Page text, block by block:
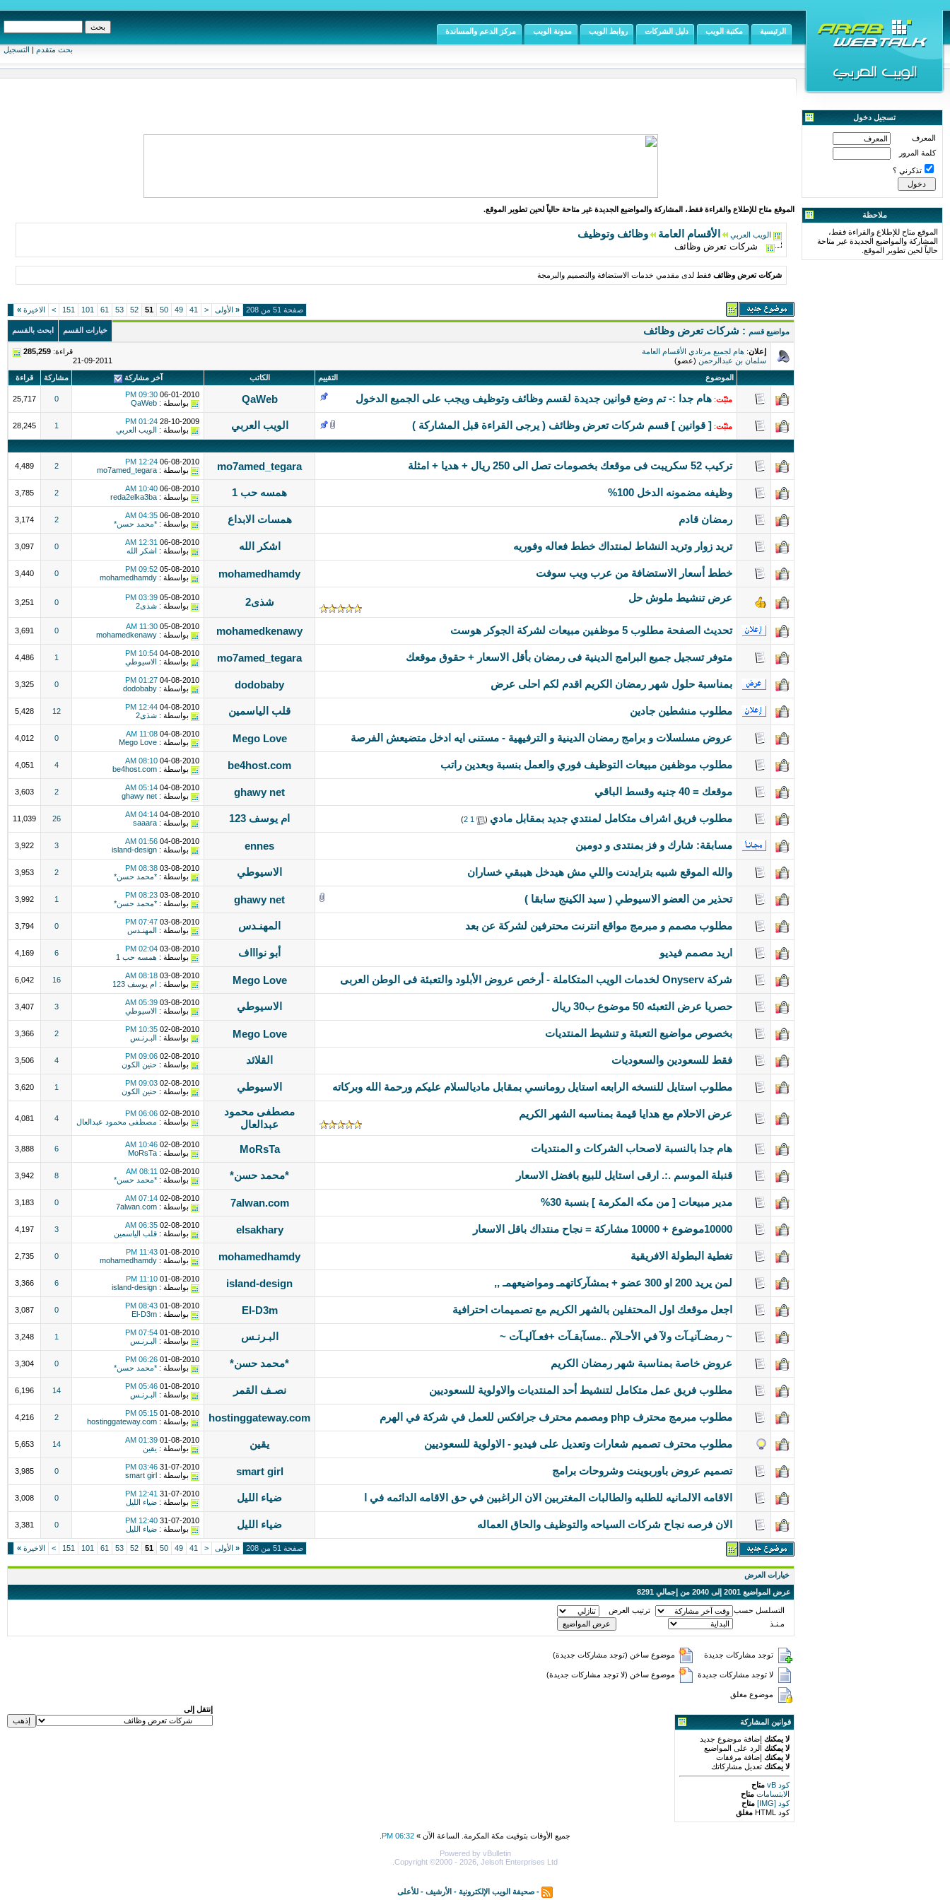
بحث متقدم | التسجيل
الرئيسية مكتبة الويب دليل الشركات روابط الويب مدونة الويب مركز الدعم والمساندة
تسجيل دخول
المعرف
كلمة المرور
تذكرني ؟
ملاحظة
الموقع متاح للإطلاع والقراءة فقط،
المشاركة والمواضيع الجديدة غير متاحة
حالياً لحين تطوير الموقع.
الموقع متاح للإطلاع والقراءة فقط، المشاركة والمواضيع الجديدة غير متاحة حالياً لحين تطوير الموقع.
الويب العربي الأقسام العامة وظائف وتوظيف
شركات تعرض وظائف
شركات تعرض وظائف فقط لدى مقدمي خدمات الاستضافة والتصميم والبرمجة
صفحة 51 من 208 « الأولى <
41
49
50
51
52
53
61
101
151
> الاخيرة »
مواضيع قسم : شركات تعرض وظائف خيارات القسم ابحث بالقسم
قراءة: 285,259 إعلان: هام لجميع مرتادي الأقسام العامة
21-09-2011
سلمان بن عبدالرحمن (عضو)
التقييم
الموضوع الكاتب آخر مشاركة مشاركة قراءة
مثبّت: هام جدا :- تم وضع قوانين جديدة لقسم وظائف وتوظيف ويجب على الجميع الدخول QaWeb
06-01-2010
09:30 PM
بواسطة : QaWeb
0
25,717
مثبّت: [ قوانين ] قسم شركات تعرض وظائف ( يرجى القراءة قبل المشاركة ) الويب العربي 28-10-2009
01:24 PM
بواسطة :
الويب العربي 1
28,245
تركيب 52 سكريبت فى موقعك بخصومات تصل الى 250 ريال + هديا + امثلة mo7amed_tegara
06-08-2010
12:24 PM
بواسطة : mo7amed_tegara
2
4,489
وظيفه مضمونه الدخل 100% همسه حب 1 06-08-2010
10:40 AM
بواسطة : reda2elka3ba
2
3,785
رمضان قادم همسات الابداع 06-08-2010
04:35 AM
بواسطة : *محمد حسن* 2
3,174
تريد زوار وتريد النشاط لمنتداك خطط فعاله وفوريه اشكر الله 06-08-2010
12:31 AM
بواسطة : اشكر الله 0
3,097
خطط أسعار الاستضافة من عرب ويب سوفت mohamedhamdy
05-08-2010
09:52 PM
بواسطة : mohamedhamdy
0
3,440
عرض تنشيط ملوش حل شذى2 05-08-2010
03:39 PM
بواسطة : شذى2 0
3,251
تحديث الصفحة مطلوب 5 موظفين مبيعات لشركة الجوكر هوست mohamedkenawy
05-08-2010
11:30 AM
بواسطة : mohamedkenawy
0
3,691
متوفر تسجيل جميع البرامج الدينية فى رمضان بأقل الاسعار + حقوق موقعك mo7amed_tegara
04-08-2010
10:54 PM
بواسطة : الاسيوطي 1
4,486
بمناسبة حلول شهر رمضان الكريم اقدم لكم احلى عرض dodobaby
04-08-2010
01:27 PM
بواسطة : dodobaby
0
3,325
مطلوب منشطين جادين قلب الياسمين 04-08-2010
12:44 PM
بواسطة : شذى2 12
5,428
عروض مسلسلات و برامج رمضان الدينية و الترفيهية - مستنى ايه ادخل متضيعش الفرصة Mego Love
04-08-2010
11:08 AM
بواسطة : Mego Love
0
4,012
مطلوب موظفين مبيعات التوظيف فوري والعمل بنسبة وبعدين راتب be4host.com
04-08-2010
08:10 AM
بواسطة : be4host.com
4
4,051
موقعك = 40 جنيه وقسط الباقي ghawy net
04-08-2010
05:14 AM
بواسطة : ghawy net
2
3,603
مطلوب فريق اشراف متكامل لمنتدي جديد بمقابل مادي (
1
2
) ام يوسف 123 04-08-2010
04:14 AM
بواسطة : saaara
26
11,039
مسابقة: شارك و فز بمنتدى و دومين ennes
04-08-2010
01:56 AM
بواسطة : island-design
3
3,922
والله الموقع شبيه بترايدنت واللي مش هيدخل هيبقي خساران الاسيوطي 03-08-2010
08:38 PM
بواسطة : *محمد حسن* 2
3,953
تحذير من العضو الاسيوطي ( سيد الكينج سابقا ) ghawy net
03-08-2010
08:23 PM
بواسطة : *محمد حسن* 1
3,992
مطلوب مصمم و مبرمج مواقع انترنت محترفين لشركة عن بعد المهنـدس 03-08-2010
07:47 PM
بواسطة :
المهنـدس 0
3,794
اريد مصمم فيديو أبو نواااف 03-08-2010
02:04 PM
بواسطة : همسه حب 1 6
4,169
شركة Onyserv لخدمات الويب المتكاملة - أرخص عروض الأبلود والتعبئة فى الوطن العربى Mego Love
03-08-2010
08:18 AM
بواسطة :
ام يوسف 123 16
6,042
حصريا عرض التعبئه 50 موضوع ب30 ريال الاسيوطي 03-08-2010
05:39 AM
بواسطة : الاسيوطي 3
3,407
بخصوص مواضيع التعبئة و تنشيط المنتديات Mego Love
02-08-2010
10:35 PM
بواسطة :
البـرنـس 2
3,366
فقط للسعودين والسعوديات القلائد 02-08-2010
09:06 PM
بواسطة : حنين الكون 4
3,506
مطلوب استايل للنسخه الرابعه استايل رومانسي بمقابل ماديالسلام عليكم ورحمة الله وبركاته الاسيوطي 02-08-2010
09:03 PM
بواسطة : حنين الكون 1
3,620
عرض الاحلام مع هدايا قيمة بمناسبه الشهر الكريم
مصطفى محمود
عبدالعال
02-08-2010
06:06 PM
بواسطة : مصطفى محمود عبدالعال 4
4,081
هام جدا بالنسبة لاصحاب الشركات و المنتديات MoRsTa
02-08-2010
10:46 AM
بواسطة : MoRsTa
6
3,888
قنبلة الموسم .:. ارقى استايل للبيع بافضل الاسعار *محمد حسن* 02-08-2010
08:11 AM
بواسطة : *محمد حسن* 8
3,942
مدير مبيعات [ من مكه المكرمة ] بنسبة 30% 7alwan.com
02-08-2010
07:14 AM
بواسطة : 7alwan.com
0
3,183
10000موضوع + 10000 مشاركة = نجاح منتداك باقل الاسعار elsakhary
02-08-2010
06:35 AM
بواسطة : قلب الياسمين 3
4,197
تغطية البطولة الافريقية mohamedhamdy
01-08-2010
11:43 PM
بواسطة : mohamedhamdy
0
2,735
لمن يريد 200 او 300 عضو + بمشآركاتهمـ ومواضيعهمـ ,, island-design
01-08-2010
11:10 PM
بواسطة : island-design
6
3,366
اجعل موقعك اول المحتفلين بالشهر الكريم مع تصميمات احترافية El-D3m
01-08-2010
08:43 PM
بواسطة : El-D3m
0
3,087
~ رمضـآنيـآت ولآ في الأحـلآم ..مسآبقـآت +فعـآليـآت ~ البـرنـس 01-08-2010
07:54 PM
بواسطة :
البـرنـس 1
3,248
عروض خاصة بمناسبة شهر رمضان الكريم *محمد حسن* 01-08-2010
06:26 PM
بواسطة : *محمد حسن* 0
3,304
مطلوب فريق عمل متكامل لتنشيط أحد المنتديات والاولوية للسعوديين نصـف القمر 01-08-2010
05:46 PM
بواسطة :
البـرنـس 14
6,196
مطلوب مبرمج محترف php ومصمم محترف جرافكس للعمل في شركة في الهرم hostinggateway.com
01-08-2010
05:15 PM
بواسطة : hostinggateway.com
2
4,216
مطلوب محترف تصميم شعارات وتعديل على فيديو - الاولوية للسعوديين يقين 01-08-2010
01:39 AM
بواسطة : يقين 14
5,653
تصميم عروض باوربوينت وشروحات برامج smart girl
31-07-2010
03:46 PM
بواسطة : smart girl
0
3,985
الاقامه الالمانيه للطلبه والطالبات المغتربين الان الراغبين في حق الاقامه الدائمه في ا ضياء الليل 31-07-2010
12:41 PM
بواسطة : ضياء الليل 0
3,008
الان فرصه نجاح شركات السياحه والتوظيف والحاق العماله ضياء الليل 31-07-2010
12:40 PM
بواسطة : ضياء الليل 0
3,381
صفحة 51 من 208 « الأولى <
41
49
50
51
52
53
61
101
151
> الاخيرة »
خيارات العرض
عرض المواضيع 2001 إلى 2040 من إجمالي 8291
التسلسل حسب
ترتيب العرض
مـنـذ
توجد مشاركات جديدة موضوع ساخن (توجد مشاركات جديدة)
لا توجد مشاركات جديدة موضوع ساخن (لا توجد مشاركات جديدة)
موضوع مغلق
قوانين المشاركة
لا يمكنك إضافة موضوع جديد
لا يمكنك الرد على المواضيع
لا يمكنك إضافة مرفقات
لا يمكنك تعديل مشاركاتك
كود vB
متاح
الابتسامات متاح
كود [IMG]
متاح
كود HTML
مغلق
إنتقل إلى
جميع الأوقات بتوقيت مكة المكرمة. الساعة الآن » 06:32 PM
Powered by vBulletin
Copyright ©2000 - 2026, Jelsoft Enterprises Ltd.
- صحيفة الويب الإلكترونية - الأرشيف - للأعلى